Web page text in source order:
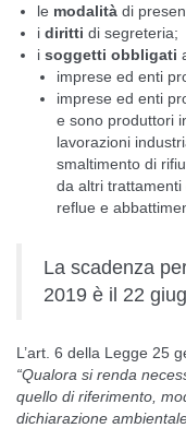
le modalitàdi
i diritti di segreteria;
i soggetti obbligati
imprese ed enti
imprese ed enti
e sono produttori
lavorazioni
smaltimento di
da altri
reflue e
La scadenza
2019 è il 22
L’art. 6 della Legge 25
“Qualora si renda
quello di riferimento,
dichiarazione